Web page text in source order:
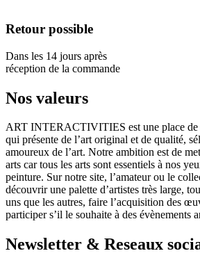
Retour possible
Dans les 14 jours après
réception de la commande
Nos valeurs
ART INTERACTIVITIES est une place de
qui présente de l’art original et de qualité,
amoureux de l’art. Notre ambition est de
arts car tous les arts sont essentiels à nos
peinture. Sur notre site, l’amateur ou le
découvrir une palette d’artistes très large,
uns que les autres, faire l’acquisition des
participer s’il le souhaite à des évènements
Newsletter & Reseaux